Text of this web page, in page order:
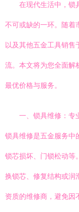
在现代生活中，锁
不可或缺的一环。随着
以及其他五金工具销售
流。本文将为您全面解
最优价格与服务。
一、锁具维修：专
锁具维修是五金服务中
锁芯损坏、门锁松动等
换锁芯、修复结构或润
资质的维修商，避免因